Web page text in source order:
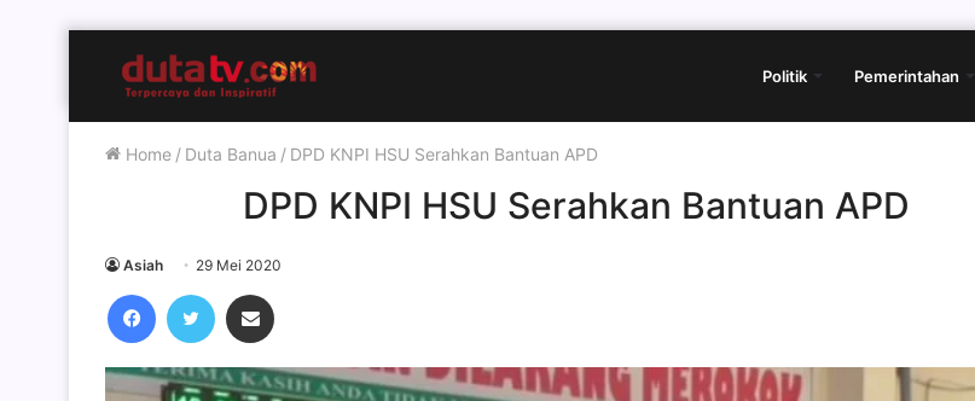
Politik Pemerintahan
Home / Duta Banua / DPD KNPI HSU Serahkan Bantuan APD
DPD KNPI HSU Serahkan Bantuan APD
Asiah 29 Mei 2020
FacebookTwitter